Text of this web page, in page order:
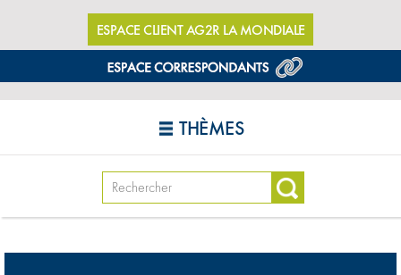
ESPACE CLIENT AG2R LA MONDIALE
THÈMES